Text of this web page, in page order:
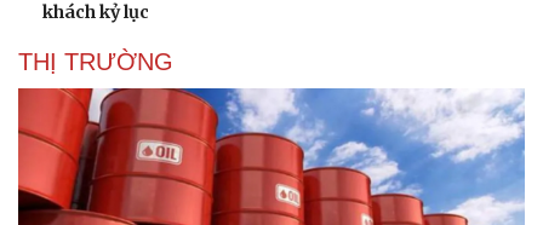
khách kỷ lục
THỊ TRƯỜNG